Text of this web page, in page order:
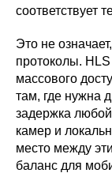
соответствует
Это не
протоколы.
массового
там, где нужна
задержка
камер и
место между
баланс для